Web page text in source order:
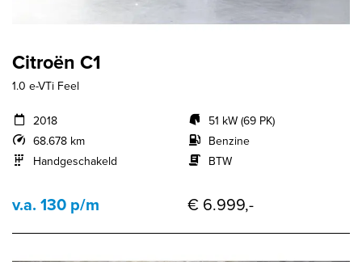
Citroën C1
1.0 e-VTi Feel
2018
68.678 km
Handgeschakeld
51 kW (69 PK)
Benzine
BTW
v.a. 130 p/m € 6.999,-